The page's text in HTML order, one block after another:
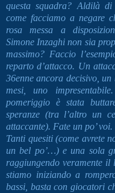
questa squadra? Aldilà di
come facciamo a negare
rosa messa a
Simone Inzaghi non sia
massimo? Faccio
reparto d’attacco. Un
36enne ancora decisivo, un
mesi, uno
pomeriggio è stata
speranze (tra l’altro un
attaccante). Fate un po’ voi.
Tanti quesiti (come avrete
un bel po’…) e una sola
raggiungendo veramente
stiamo iniziando a
bassi, basta con giocatori